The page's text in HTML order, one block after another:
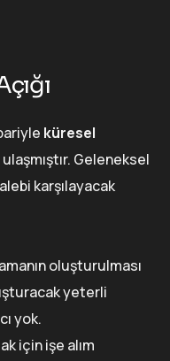
küresel
Geleneksel
karşılayacak
oluşturulması
yeterli
yok.
için işe alım